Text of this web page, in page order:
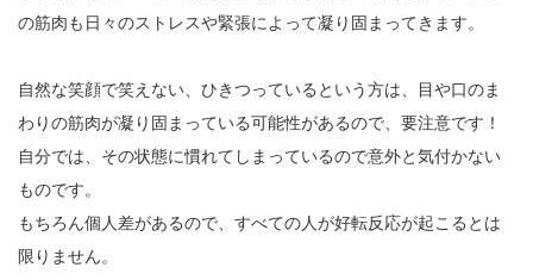
の筋肉も日々のストレスや緊張によって凝り固まってきます。
自然な笑顔で笑えない、ひきつっているという方は、目や口のま
わりの筋肉が凝り固まっている可能性があるので、要注意です！
自分では、その状態に慣れてしまっているので意外と気付かない
ものです。
もちろん個人差があるので、すべての人が好転反応が起こるとは
限りません。